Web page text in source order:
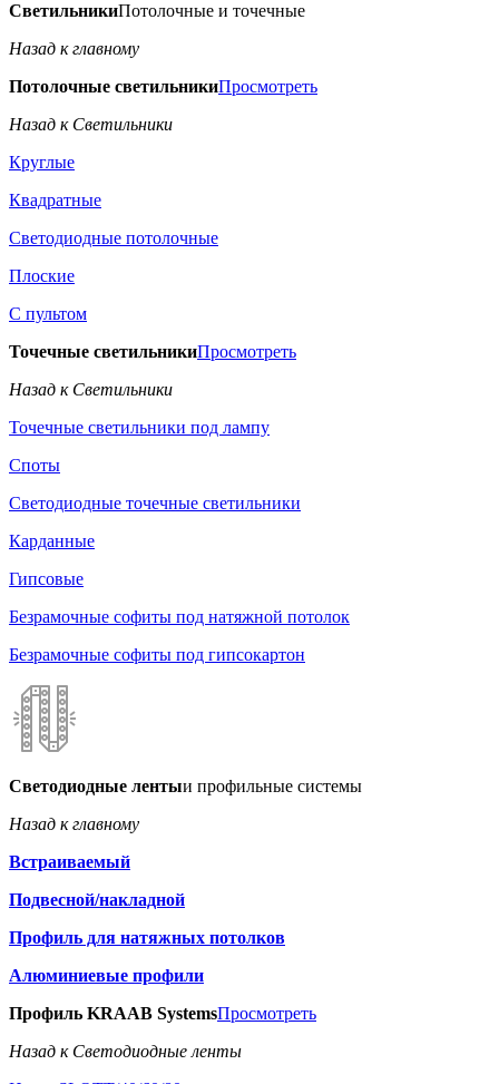
СветильникиПотолочные и точечные
Назад к главному
Потолочные светильникиПросмотреть
Назад к Светильники
Круглые
Квадратные
Светодиодные потолочные
Плоские
С пультом
Точечные светильникиПросмотреть
Назад к Светильники
Точечные светильники под лампу
Споты
Светодиодные точечные светильники
Карданные
Гипсовые
Безрамочные софиты под натяжной потолок
Безрамочные софиты под гипсокартон
Светодиодные лентыи профильные системы
Назад к главному
Встраиваемый
Подвесной/накладной
Профиль для натяжных потолков
Алюминиевые профили
Профиль KRAAB SystemsПросмотреть
Назад к Светодиодные ленты